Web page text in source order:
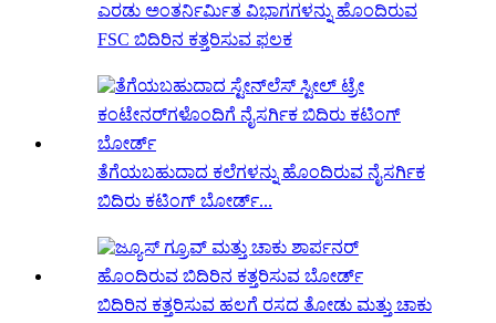
ಎರಡು ಅಂತರ್ನಿರ್ಮಿತ ವಿಭಾಗಗಳನ್ನು ಹೊಂದಿರುವ
FSC ಬಿದಿರಿನ ಕತ್ತರಿಸುವ ಫಲಕ
ತೆಗೆಯಬಹುದಾದ ಕಲೆಗಳನ್ನು ಹೊಂದಿರುವ ನೈಸರ್ಗಿಕ
ಬಿದಿರು ಕಟಿಂಗ್ ಬೋರ್ಡ್...
ಬಿದಿರಿನ ಕತ್ತರಿಸುವ ಹಲಗೆ ರಸದ ತೋಡು ಮತ್ತು ಚಾಕು